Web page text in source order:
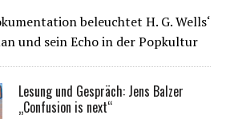
beleuchtet H. G. Wells‘
und sein Echo in der Popkultur
Lesung und Gespräch: Jens Balzer
„Confusion is next“